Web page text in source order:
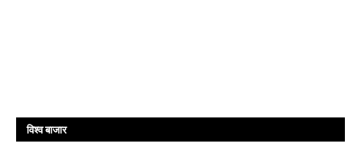
विश्व बाजार